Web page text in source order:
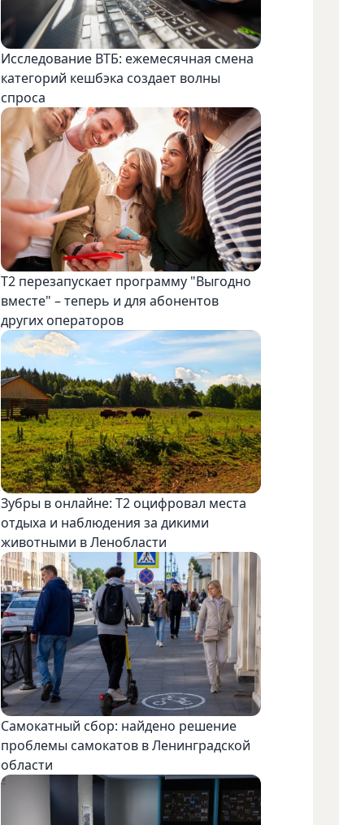
Исследование ВТБ: ежемесячная смена
категорий кешбэка создает волны
спроса
Т2 перезапускает программу "Выгодно
вместе" – теперь и для абонентов
других операторов
Зубры в онлайне: Т2 оцифровал места
отдыха и наблюдения за дикими
животными в Ленобласти
Самокатный сбор: найдено решение
проблемы самокатов в Ленинградской
области